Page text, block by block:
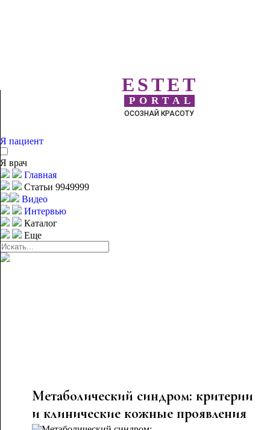
ESTET
PORTAL
ОСОЗНАЙ КРАСОТУ
Я пациент
Я врач
Главная
Статьи 9949999
Видео
Интервью
Каталог
Еще
Метаболический синдром: критерии
и клинические кожные проявления